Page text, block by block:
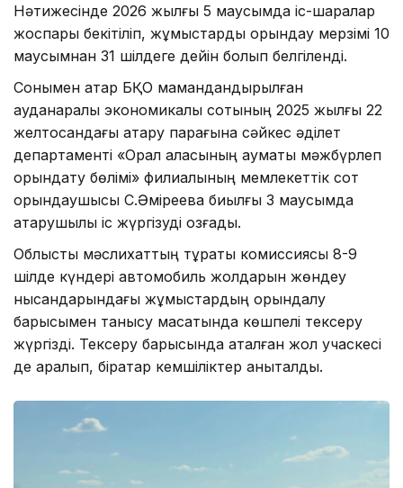
Нәтижесінде 2026 жылғы 5 маусымда іс-шаралар
жоспары бекітіліп, жұмыстарды орындау мерзімі 10
маусымнан 31 шілдеге дейін болып белгіленді.
Сонымен қатар БҚО мамандандырылған
ауданаралық экономикалық сотының 2025 жылғы 22
желтоқсандағы атқару парағына сәйкес әділет
департаменті «Орал қаласының аумақтық мәжбүрлеп
орындату бөлімі» филиалының мемлекеттік сот
орындаушысы С.Әміреева биылғы 3 маусымда
атқарушылық іс жүргізуді қозғады.
Облыстық мәслихаттың тұрақты комиссиясы 8-9
шілде күндері автомобиль жолдарын жөндеу
нысандарындағы жұмыстардың орындалу
барысымен танысу мақсатында көшпелі тексеру
жүргізді. Тексеру барысында аталған жол учаскесі
де қаралып, бірқатар кемшіліктер анықталды.